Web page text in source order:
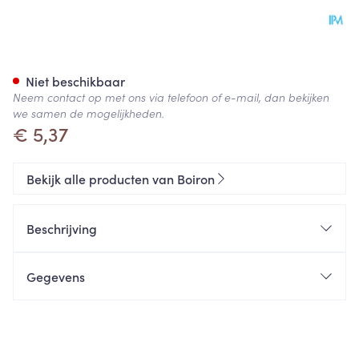
€ 5,37
Niet beschikbaar
Neem contact op met ons via telefoon of e-mail, dan bekijken
we samen de mogelijkheden.
Bekijk alle producten van Boiron
Beschrijving
Gegevens